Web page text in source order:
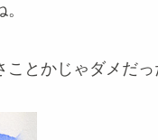
とかじゃダメだっ